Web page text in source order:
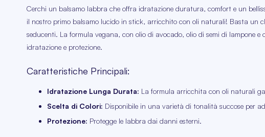
Cerchi un balsamo labbra che offra idratazione duratura, comfort e un
il nostro primo balsamo lucido in stick, arricchito con oli naturali! Basta un
seducenti. La formula vegana, con olio di avocado, olio di semi di lampone
idratazione e protezione.
Caratteristiche Principali:
Idratazione Lunga Durata: La formula arricchita con oli naturali
Scelta di Colori: Disponibile in una varietà di tonalità succose per
Protezione: Protegge le labbra dai danni esterni.